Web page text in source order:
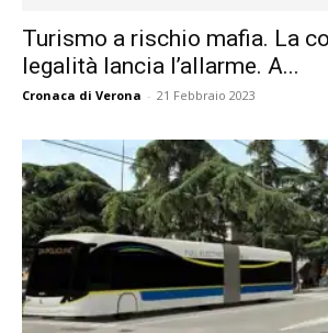
Turismo a rischio mafia. La
legalità lancia l’allarme. A...
Cronaca di Verona - 21 Febbraio 2023